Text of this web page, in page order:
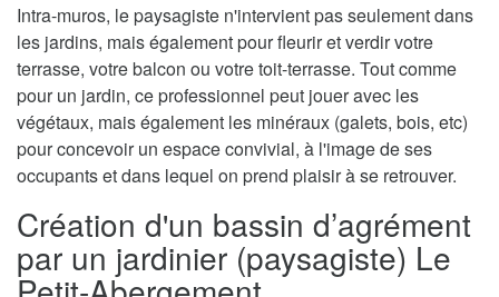
Intra-muros, le paysagiste n'intervient pas seulement dans
les jardins, mais également pour fleurir et verdir votre
terrasse, votre balcon ou votre toit-terrasse. Tout comme
pour un jardin, ce professionnel peut jouer avec les
végétaux, mais également les minéraux (galets, bois, etc)
pour concevoir un espace convivial, à l'image de ses
occupants et dans lequel on prend plaisir à se retrouver.
Création d'un bassin d’agrément
par un jardinier (paysagiste) Le